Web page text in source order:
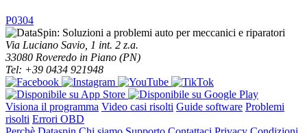
P0304
Via Luciano Savio, 1 int. 2 z.a.
33080 Roveredo in Piano (PN)
Tel: +39 0434 921948
Visiona il programma Video casi risolti Guide software Problemi
risolti Errori OBD